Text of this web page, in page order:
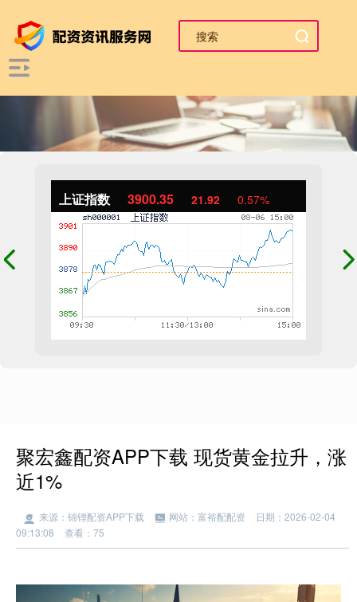
上证指数 3900.35 21.92 0.57%
聚宏鑫配资APP下载 现货黄金拉升，涨
近1%
来源：锦锂配资APP下载 网站：富裕配配资
日期：2026-02-04
09:13:08
查看：75